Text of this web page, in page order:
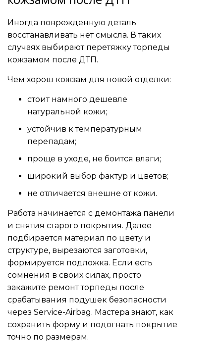
Иногда поврежденную деталь
восстанавливать нет смысла. В таких
случаях выбирают перетяжку торпеды
кожзамом после ДТП.
Чем хорош кожзам для новой отделки:
стоит намного дешевле
натуральной кожи;
устойчив к температурным
перепадам;
проще в уходе, не боится влаги;
широкий выбор фактур и цветов;
не отличается внешне от кожи.
Работа начинается с демонтажа панели
и снятия старого покрытия. Далее
подбирается материал по цвету и
структуре, вырезаются заготовки,
формируется подложка. Если есть
сомнения в своих силах, просто
закажите ремонт торпеды после
срабатывания подушек безопасности
через Service-Airbag. Мастера знают, как
сохранить форму и подогнать покрытие
точно по размерам.